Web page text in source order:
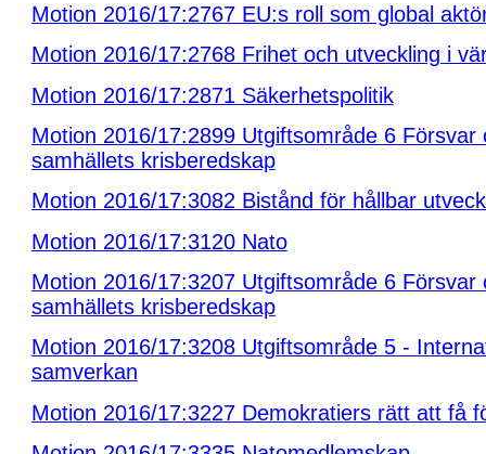
Motion 2016/17:2767 EU:s roll som global
Motion 2016/17:2768 Frihet och utveckling i
Motion 2016/17:2871 Säkerhetspolitik
Motion 2016/17:2899 Utgiftsområde 6 Försvar
samhällets krisberedskap
Motion 2016/17:3082 Bistånd för hållbar
Motion 2016/17:3120 Nato
Motion 2016/17:3207 Utgiftsområde 6 Försvar
samhällets krisberedskap
Motion 2016/17:3208 Utgiftsområde 5 -
samverkan
Motion 2016/17:3227 Demokratiers rätt att få